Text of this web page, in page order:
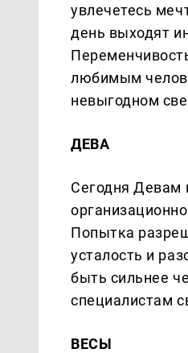
увлечетесь
день выходят
любимым
невыгодном
ДЕВА
Сегодня Девам
Попытка
усталость и
быть сильнее
специалистам
ВЕСЫ